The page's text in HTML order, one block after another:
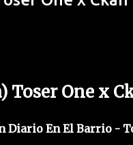
Toser One x
Diario En El Barrio -